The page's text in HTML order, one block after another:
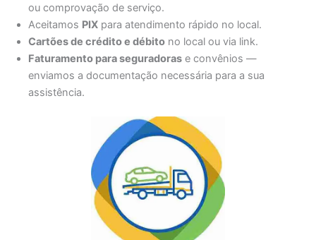
ou comprovação de serviço.
Aceitamos PIX para atendimento rápido no local.
Cartões de crédito e débito no local ou via link.
Faturamento para seguradoras e convênios —
enviamos a documentação necessária para a sua
assistência.